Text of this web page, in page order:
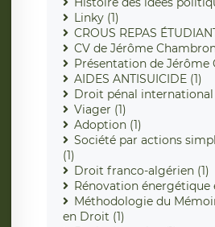
Linky (1)
CROUS REPAS
CV de Jérôme
Présentation de Jérôme
AIDES ANTISUICIDE (1)
Droit pénal international
Viager (1)
Adoption (1)
Société par actions
(1)
Droit franco-algérien (1)
Rénovation énergétique
Méthodologie du
en Droit (1)